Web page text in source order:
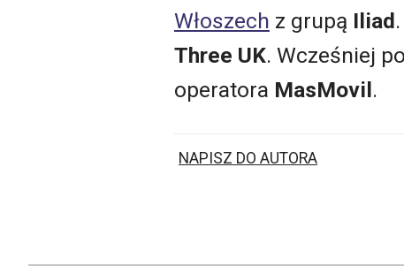
Włoszech z grupą Iliad
Three UK. Wcześniej
operatora MasMovil.
NAPISZ DO AUTORA